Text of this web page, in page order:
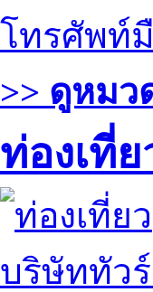
โทรศัพท์
>> ดูหมว
ท่องเที่ย
บริษัททัว